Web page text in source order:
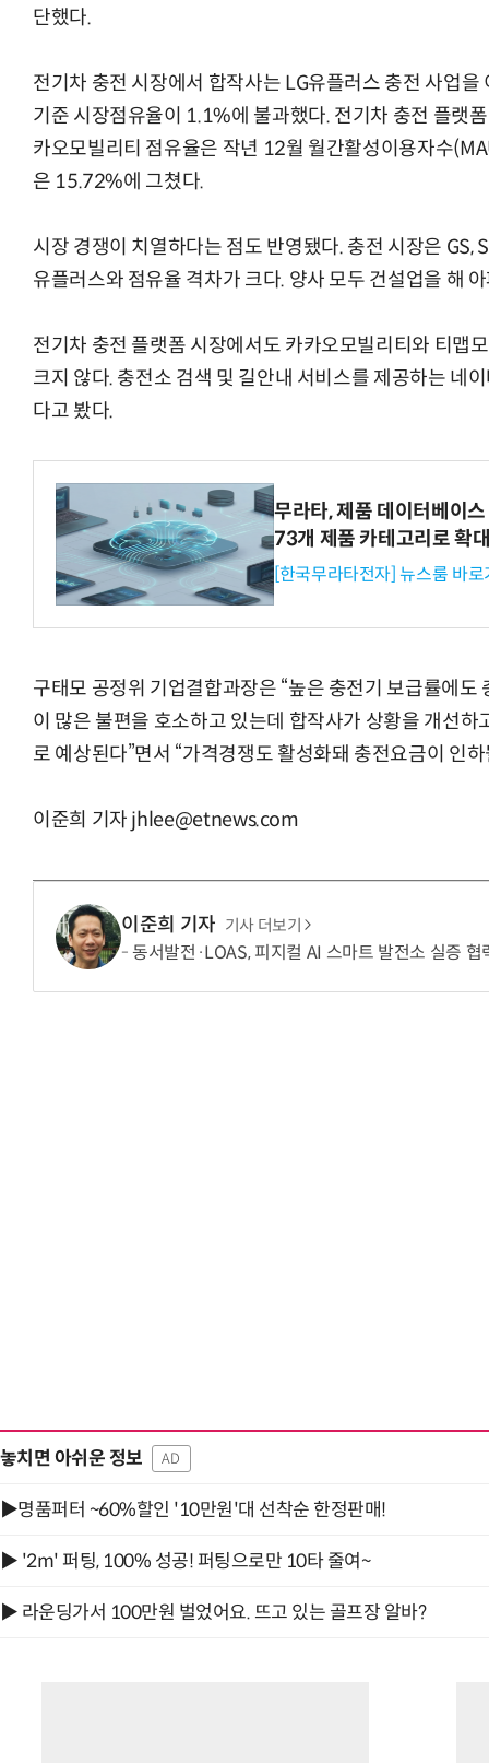
단했다.
전기차 충전 시장에서 합작사는 LG유플러스 충전 사업
기준 시장점유율이 1.1%에 불과했다. 전기차 충전 플랫
카오모빌리티 점유율은 작년 12월 월간활성이용자수
은 15.72%에 그쳤다.
시장 경쟁이 치열하다는 점도 반영됐다. 충전 시장은 GS,
유플러스와 점유율 격차가 크다. 양사 모두 건설업을 해
전기차 충전 플랫폼 시장에서도 카카오모빌리티와 티맵
크지 않다. 충전소 검색 및 길안내 서비스를 제공하는 네
다고 봤다.
무라타, 제품 데이터베이
73개 제품 카테고리로 확
[한국무라타전자] 뉴스룸 바로
구태모 공정위 기업결합과장은 “높은 충전기 보급률에
이 많은 불편을 호소하고 있는데 합작사가 상황을 개선
로 예상된다”면서 “가격경쟁도 활성화돼 충전요금이 인
이준희 기자 jhlee@etnews.com
이준희 기자 기사 더보기
동서발전·LOAS, 피지컬 AI 스마트 발전소 실증 협
놓치면 아쉬운 정보 AD
▶명품퍼터 ~60%할인 '10만원'대 선착순 한정판매!
▶ '2m' 퍼팅, 100% 성공! 퍼팅으로만 10타 줄여~
▶ 라운딩가서 100만원 벌었어요. 뜨고 있는 골프장 알바?